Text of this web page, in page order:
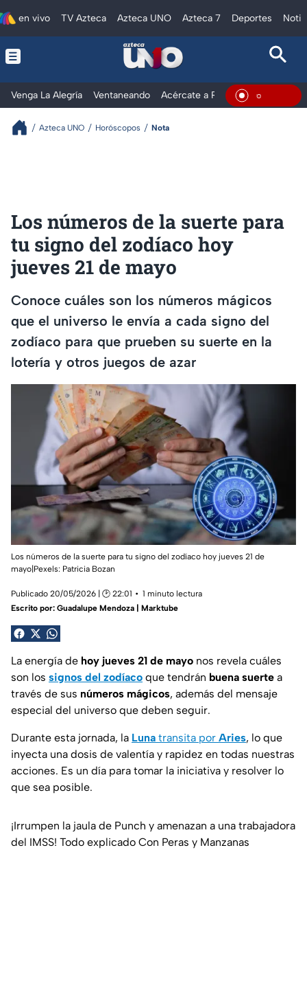
en vivo TV Azteca Azteca UNO Azteca 7 Deportes
Venga La Alegría Ventaneando Acércate a Rocío Al ExtremoEn Vivo
Azteca UNO Horóscopos Nota
Los números de la suerte para
tu signo del zodíaco hoy
jueves 21 de mayo
Conoce cuáles son los números mágicos
que el universo le envía a cada signo del
zodíaco para que prueben su suerte en la
lotería y otros juegos de azar
Los números de la suerte para tu signo del zodíaco hoy jueves 21 de
mayo|Pexels: Patricia Bozan
Publicado 20/05/2026 | 🕑 22:01
1 minuto lectura
Escrito por: Guadalupe Mendoza | Marktube
La energía de hoy jueves 21 de mayo nos revela cuáles
son los signos del zodíaco que tendrán buena suerte a
través de sus números mágicos, además del mensaje
especial del universo que deben seguir.
Durante esta jornada, la Luna transita por Aries, lo que
inyecta una dosis de valentía y rapidez en todas nuestras
acciones. Es un día para tomar la iniciativa y resolver lo
que sea posible.
¡Irrumpen la jaula de Punch y amenazan a una trabajadora
del IMSS! Todo explicado Con Peras y Manzanas